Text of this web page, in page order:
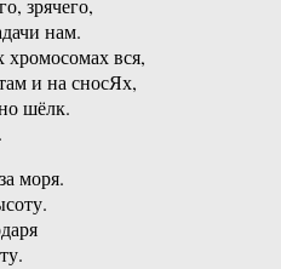
зрячего,
нам.
вся,
и на сносЯх,
шёлк.
моря.